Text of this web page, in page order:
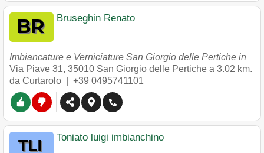
Bruseghin Renato
Imbiancature e Verniciature San Giorgio delle Pertiche in
Via Piave 31, 35010 San Giorgio delle Pertiche a 3.02 km.
da Curtarolo | +39 0495741101
Toniato luigi imbianchino